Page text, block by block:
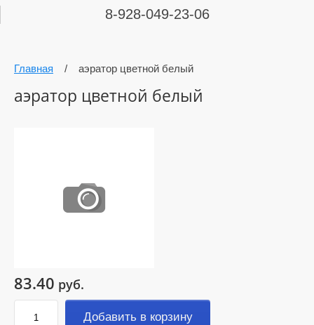
8-928-049-23-06
Главная / аэратор цветной белый
аэратор цветной белый
83.40 руб.
Добавить в корзину